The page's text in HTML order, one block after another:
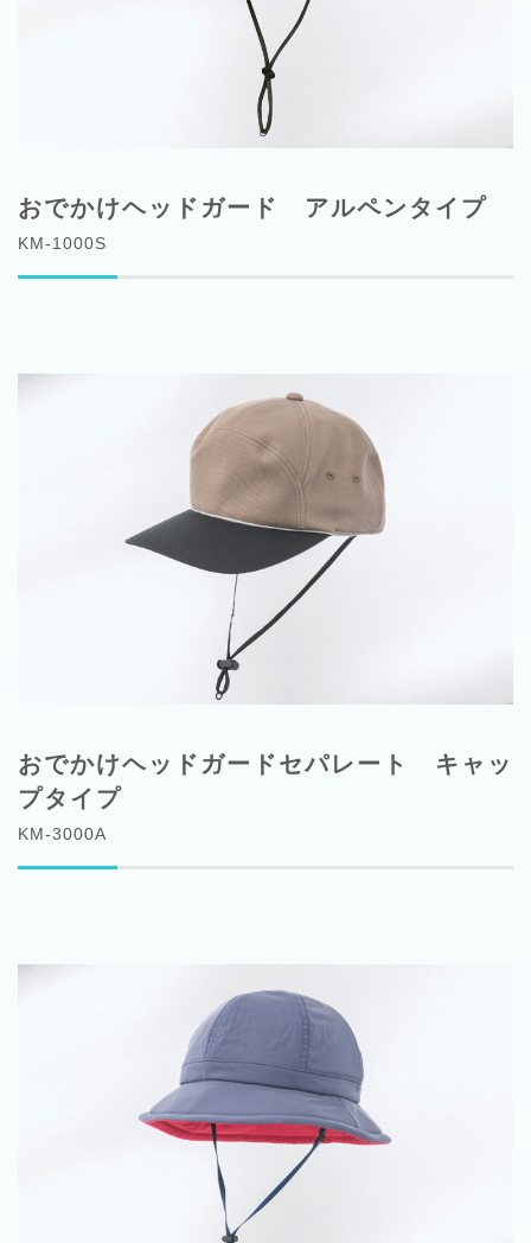
おでかけヘッドガード アルペンタイプ
KM-1000S
おでかけヘッドガードセパレート キャッ
プタイプ
KM-3000A